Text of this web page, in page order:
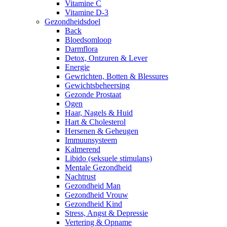
Vitamine C
Vitamine D-3
Gezondheidsdoel
Back
Bloedsomloop
Darmflora
Detox, Ontzuren & Lever
Energie
Gewrichten, Botten & Blessures
Gewichtsbeheersing
Gezonde Prostaat
Ogen
Haar, Nagels & Huid
Hart & Cholesterol
Hersenen & Geheugen
Immuunsysteem
Kalmerend
Libido (seksuele stimulans)
Mentale Gezondheid
Nachtrust
Gezondheid Man
Gezondheid Vrouw
Gezondheid Kind
Stress, Angst & Depressie
Vertering & Opname